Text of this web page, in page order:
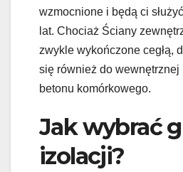
wzmocnione i będą ci
lat. Chociaż Ściany
zwykle wykończone cegłą,
się również do wewnętrznej
betonu komórkowego.
Jak wybrać
izolacji?